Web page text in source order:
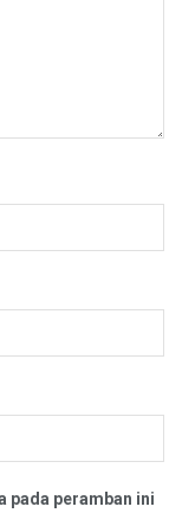
pada peramban ini